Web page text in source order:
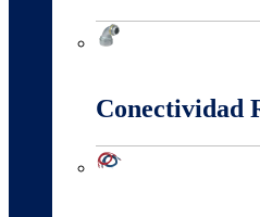
Conectividad